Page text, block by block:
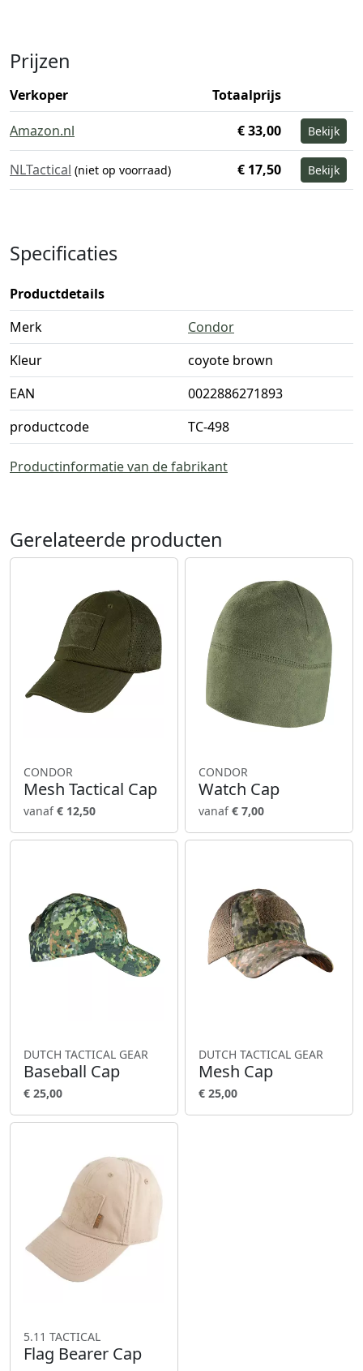
Prijzen
Verkoper
Totaalprijs
Amazon.nl
€ 33,00 Bekijk
NLTactical (niet op voorraad) € 17,50 Bekijk
Specificaties
Productdetails
Merk
Condor
Kleur
coyote brown
EAN
0022886271893
productcode
TC-498
Productinformatie van de fabrikant
Gerelateerde producten
CONDOR
Mesh Tactical Cap
vanaf€ 12,50
CONDOR
Watch Cap
vanaf€ 7,00
DUTCH TACTICAL GEAR
Baseball Cap
€ 25,00
DUTCH TACTICAL GEAR
Mesh Cap
€ 25,00
5.11 TACTICAL
Flag Bearer Cap